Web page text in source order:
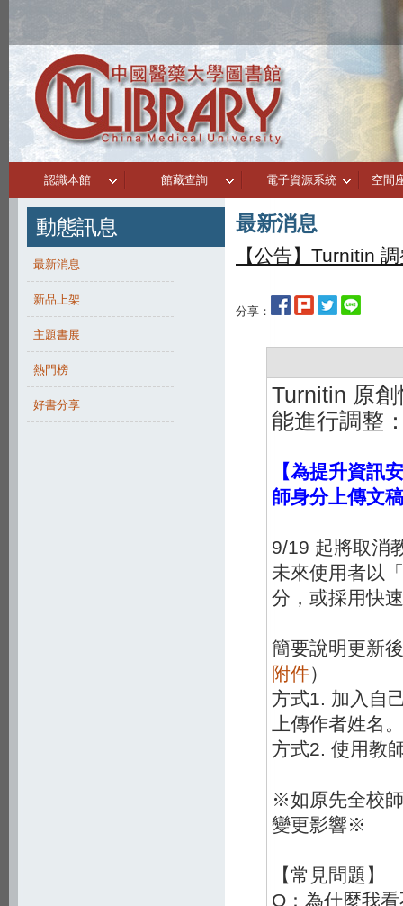
認識本館 館藏查詢 電子資源系統 空間
動態訊息
最新消息
新品上架
主題書展
熱門榜
好書分享
最新消息
【公告】Turnitin
分享：
Turnitin 原
能進行調整
【為提升資訊
師身分上傳文
9/19 起將取消
未來使用者以
分，或採用快
簡要說明更新
附件）
方式1. 加入自
上傳作者姓名。
方式2. 使用教
※如原先全校
變更影響※
【常見問題】
Q：為什麼我